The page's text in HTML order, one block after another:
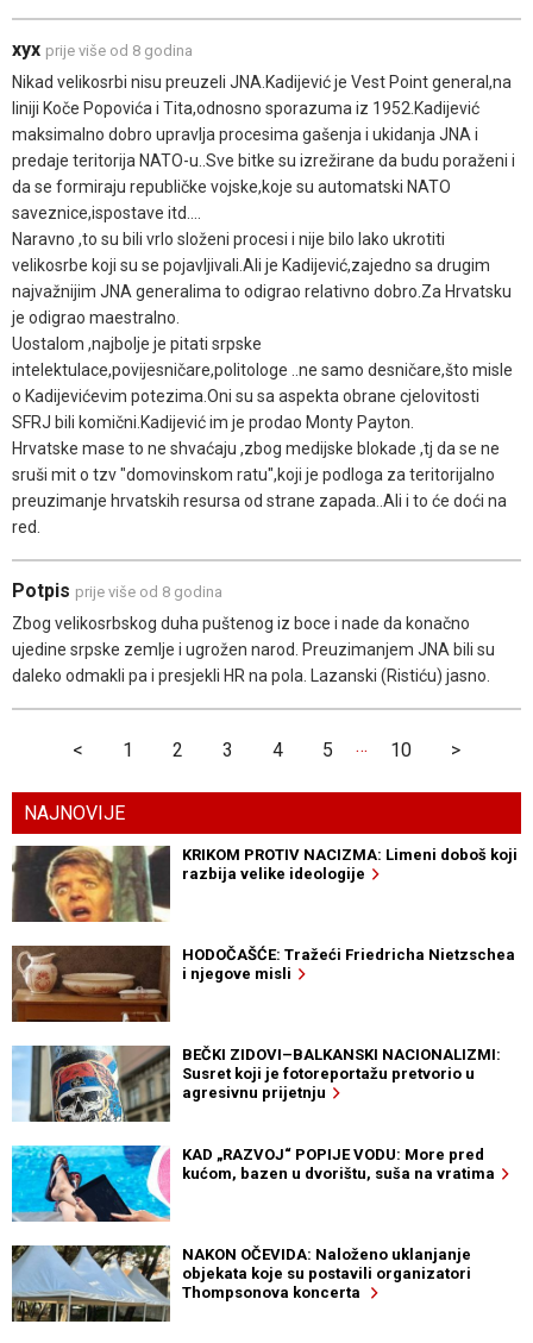
xyx prije više od 8 godina
Nikad velikosrbi nisu preuzeli JNA.Kadijević je Vest Point general,na
liniji Koče Popovića i Tita,odnosno sporazuma iz 1952.Kadijević
maksimalno dobro upravlja procesima gašenja i ukidanja JNA i
predaje teritorija NATO-u..Sve bitke su izrežirane da budu poraženi i
da se formiraju republičke vojske,koje su automatski NATO
saveznice,ispostave itd....
Naravno ,to su bili vrlo složeni procesi i nije bilo lako ukrotiti
velikosrbe koji su se pojavljivali.Ali je Kadijević,zajedno sa drugim
najvažnijim JNA generalima to odigrao relativno dobro.Za Hrvatsku
je odigrao maestralno.
Uostalom ,najbolje je pitati srpske
intelektulace,povijesničare,politologe ..ne samo desničare,što misle
o Kadijevićevim potezima.Oni su sa aspekta obrane cjelovitosti
SFRJ bili komični.Kadijević im je prodao Monty Payton.
Hrvatske mase to ne shvaćaju ,zbog medijske blokade ,tj da se ne
sruši mit o tzv "domovinskom ratu",koji je podloga za teritorijalno
preuzimanje hrvatskih resursa od strane zapada..Ali i to će doći na
red.
Potpis prije više od 8 godina
Zbog velikosrbskog duha puštenog iz boce i nade da konačno
ujedine srpske zemlje i ugrožen narod. Preuzimanjem JNA bili su
daleko odmakli pa i presjekli HR na pola. Lazanski (Ristiću) jasno.
< 1 2 3 4 5 … 10 >
NAJNOVIJE
KRIKOM PROTIV NACIZMA: Limeni doboš koji
razbija velike ideologije
HODOČAŠĆE: Tražeći Friedricha Nietzschea
i njegove misli
BEČKI ZIDOVI–BALKANSKI NACIONALIZMI:
Susret koji je fotoreportažu pretvorio u
agresivnu prijetnju
KAD „RAZVOJ“ POPIJE VODU: More pred
kućom, bazen u dvorištu, suša na vratima
NAKON OČEVIDA: Naloženo uklanjanje
objekata koje su postavili organizatori
Thompsonova koncerta